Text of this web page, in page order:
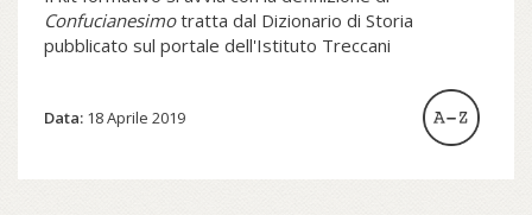
Confucianesimotratta dal Dizionario di Storia
pubblicato sul portale dell'Istituto Treccani
Data: 18 Aprile 2019